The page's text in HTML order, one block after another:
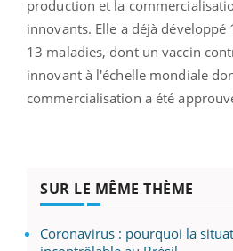
production et la
innovants. Elle a déjà développé
13 maladies, dont un vaccin
innovant à l'échelle mondiale
commercialisation a été
SUR LE MÊME THÈME
Coronavirus : pourquoi la